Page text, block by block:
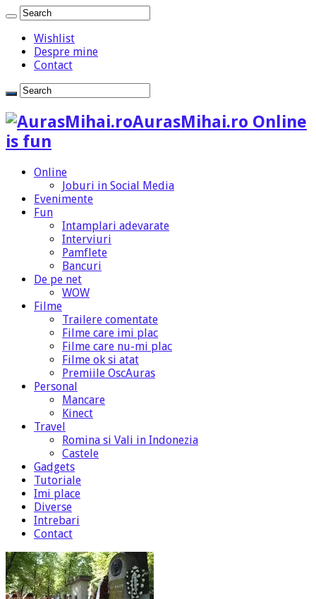
Wishlist
Despre mine
Contact
AurasMihai.ro Online
is fun
Online
Joburi in Social Media
Evenimente
Fun
Intamplari adevarate
Interviuri
Pamflete
Bancuri
De pe net
WOW
Filme
Trailere comentate
Filme care imi plac
Filme care nu-mi plac
Filme ok si atat
Premiile OscAuras
Personal
Mancare
Kinect
Travel
Romina si Vali in Indonezia
Castele
Gadgets
Tutoriale
Imi place
Diverse
Intrebari
Contact